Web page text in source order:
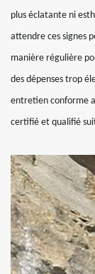
plus éclatante ni
attendre ces signes
manière régulière
des dépenses trop
entretien conforme
certifié et qualifié